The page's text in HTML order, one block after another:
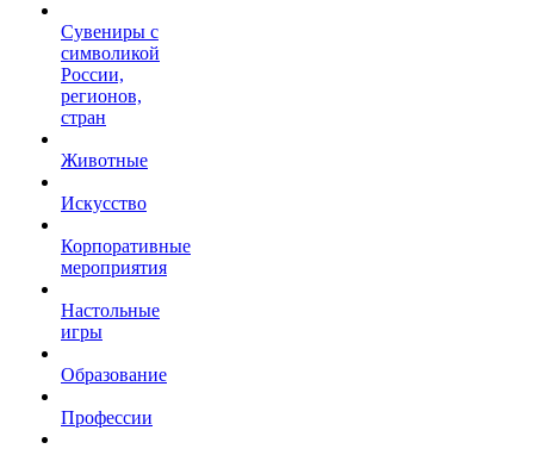
Сувениры с
символикой
России,
регионов,
стран
Животные
Искусство
Корпоративные
мероприятия
Настольные
игры
Образование
Профессии